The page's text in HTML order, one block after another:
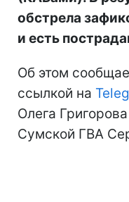
обстрела
и есть
Об этом
ссылкой на
Олега
Сумской ГВА